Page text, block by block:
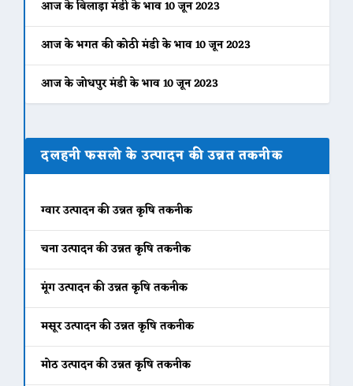
आज के बिलाड़ा मंडी के भाव 10 जून 2023
आज के भगत की कोठी मंडी के भाव 10 जून 2023
आज के जोधपुर मंडी के भाव 10 जून 2023
दलहनी फसलो के उत्पादन की उन्नत तकनीक
ग्वार उत्पादन की उन्नत कृषि तकनीक
चना उत्पादन की उन्नत कृषि तकनीक
मूंग उत्पादन की उन्नत कृषि तकनीक
मसूर उत्पादन की उन्नत कृषि तकनीक
मोठ उत्पादन की उन्नत कृषि तकनीक